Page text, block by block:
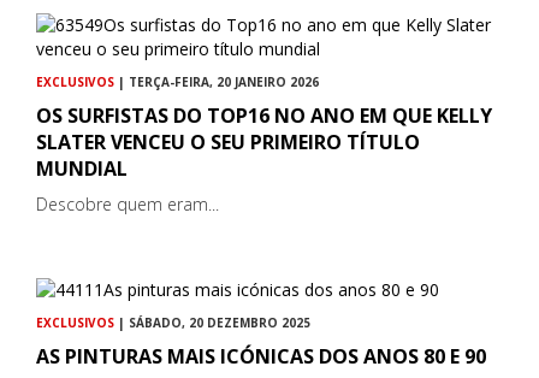
EXCLUSIVOS | TERÇA-FEIRA, 20 JANEIRO 2026
OS SURFISTAS DO TOP16 NO ANO EM QUE KELLY
SLATER VENCEU O SEU PRIMEIRO TÍTULO
MUNDIAL
Descobre quem eram...
EXCLUSIVOS | SÁBADO, 20 DEZEMBRO 2025
AS PINTURAS MAIS ICÓNICAS DOS ANOS 80 E 90